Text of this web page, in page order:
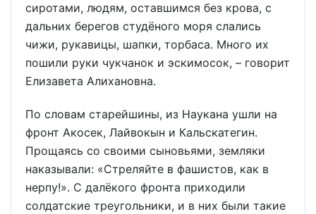
сиротами, людям, оставшимся без крова, с
дальних берегов студёного моря слались
чижи, рукавицы, шапки, торбаса. Много их
пошили руки чукчанок и эскимосок, – говорит
Елизавета Алихановна.
По словам старейшины, из Наукана ушли на
фронт Акосек, Лайвокын и Кальскатегин.
Прощаясь со своими сыновьями, земляки
наказывали: «Стреляйте в фашистов, как в
нерпу!». С далёкого фронта приходили
солдатские треугольники, и в них были такие